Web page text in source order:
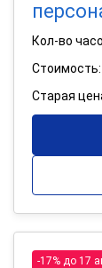
Кол-во
Стоимость:
Старая
-17% до 17